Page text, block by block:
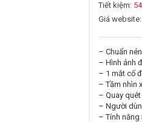
Tiết kiệm:
Giá
– Chuẩn
– Hình ảnh
– 1 mắt cố
– Tầm nhìn
– Quay
– Người
– Tính